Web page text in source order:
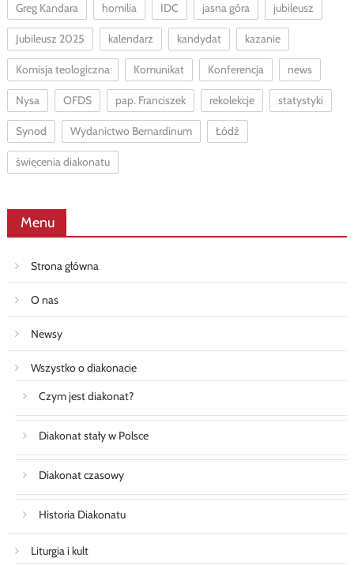
Greg Kandara homilia IDC jasna góra jubileusz
Jubileusz 2025 kalendarz kandydat kazanie
Komisja teologiczna Komunikat Konferencja news
Nysa OFDS pap. Franciszek rekolekcje statystyki
Synod Wydanictwo Bernardinum Łódź
święcenia diakonatu
Menu
Strona główna
O nas
Newsy
Wszystko o diakonacie
Czym jest diakonat?
Diakonat stały w Polsce
Diakonat czasowy
Historia Diakonatu
Liturgia i kult